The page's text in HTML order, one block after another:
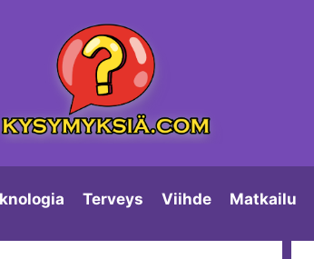
Terveys Viihde Matkailu